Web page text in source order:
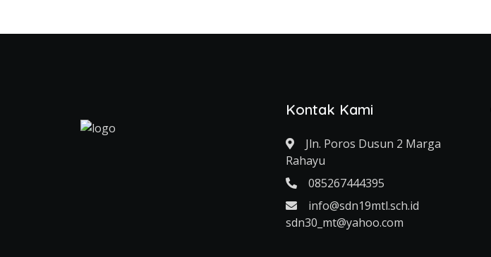
Kontak Kami
Jln. Poros Dusun 2 Marga
Rahayu
085267444395
info@sdn19mtl.sch.id
sdn30_mt@yahoo.com